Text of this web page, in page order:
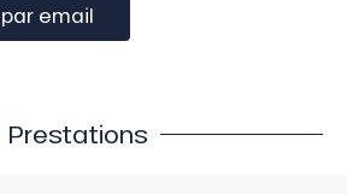
email
Prestations